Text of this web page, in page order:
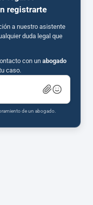
registrarte
a nuestro asistente
duda legal que
con un abogado
caso.
de un abogado.